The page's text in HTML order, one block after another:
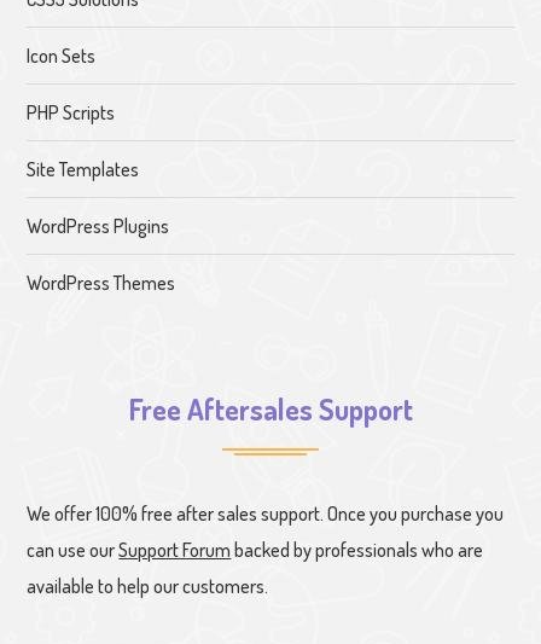
Icon Sets
PHP Scripts
Site Templates
WordPress Plugins
WordPress Themes
Free Aftersales Support
We offer 100% free after sales support. Once you purchase you
can use ourSupport Forum backed by professionals who are
available to help our customers.